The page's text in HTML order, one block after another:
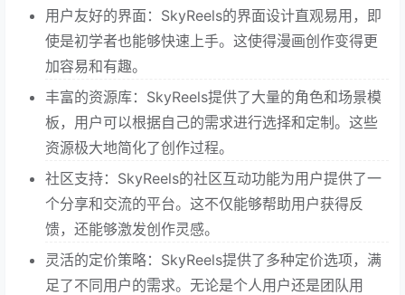
用户友好的界面：SkyReels的界面设计直观易用，即
使是初学者也能够快速上手。这使得漫画创作变得更
加容易和有趣。
丰富的资源库：SkyReels提供了大量的角色和场景模
板，用户可以根据自己的需求进行选择和定制。这些
资源极大地简化了创作过程。
社区支持：SkyReels的社区互动功能为用户提供了一
个分享和交流的平台。这不仅能够帮助用户获得反
馈，还能够激发创作灵感。
灵活的定价策略：SkyReels提供了多种定价选项，满
足了不同用户的需求。无论是个人用户还是团队用